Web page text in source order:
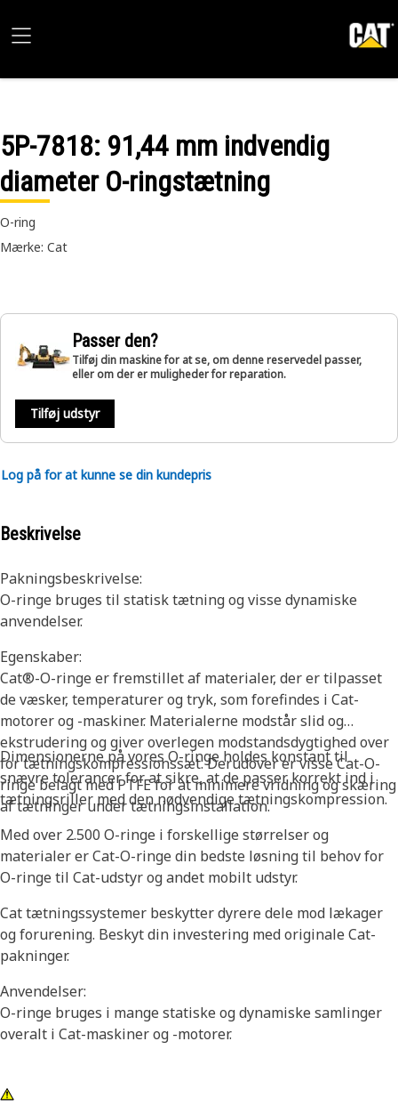
5P-7818: 91,44 mm indvendig
diameter O-ringstætning
O-ring
Mærke: Cat
Passer den?
Tilføj din maskine for at se, om denne reservedel passer,
eller om der er muligheder for reparation.
Tilføj udstyr
Log på for at kunne se din kundepris
Beskrivelse
Pakningsbeskrivelse:
O-ringe bruges til statisk tætning og visse dynamiske
anvendelser.
Egenskaber:
Cat®-O-ringe er fremstillet af materialer, der er tilpasset
de væsker, temperaturer og tryk, som forefindes i Cat-
motorer og -maskiner. Materialerne modstår slid og
ekstrudering og giver overlegen modstandsdygtighed over
for tætningskompressionssæt. Derudover er visse Cat-O-
ringe belagt med PTFE for at minimere vridning og skæring
af tætninger under tætningsinstallation.
Dimensionerne på vores O-ringe holdes konstant til
snævre tolerancer for at sikre, at de passer korrekt ind i
tætningsriller med den nødvendige tætningskompression.
Med over 2.500 O-ringe i forskellige størrelser og
materialer er Cat-O-ringe din bedste løsning til behov for
O-ringe til Cat-udstyr og andet mobilt udstyr.
Cat tætningssystemer beskytter dyrere dele mod lækager
og forurening. Beskyt din investering med originale Cat-
pakninger.
Anvendelser:
O-ringe bruges i mange statiske og dynamiske samlinger
overalt i Cat-maskiner og -motorer.